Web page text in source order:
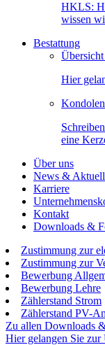
HKLS:
wissen
Bestattung
Hier
eine
Über uns
News &
Karriere
Kontakt
Downloads &
Zustimmung zur
Zustimmung zur
Bewerbung
Bewerbung Lehre
Zählerstand Strom
Zählerstand PV-
Zu allen Downloads
Hier gelangen Sie zur